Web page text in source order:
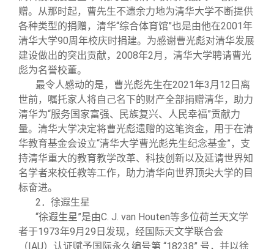
赠。从那时起，曹先生不遗余力地为清华大学不断提供
各种类型的捐赠，清华“综合体育馆”也是由他在2001年
清华大学90周年校庆时捐建。为感谢曹光彪对清华发展
建设做出的突出贡献，2008年2月，清华大学聘请曹光
彪为名誉校董。
最令人感动的是，曹光彪先生在2021年3月12日离
世前，嘱托家人将自己名下的财产全部捐赠清华，助力
清华为“服务国家富强、民族复兴、人民幸福”贡献力
量。清华大学决定将曹光彪遗赠的这笔资金，用于在清
华教育基金会设立“清华大学曹光彪先生纪念基金”，支
持清华重大的教育教学改革、科技创新以及延请世界知
名学者来校任教等工作，助力清华向世界顶尖大学的目
标奋进。
2．徐遐生星
“徐遐生星”是由C. J. van Houten等多位荷兰天文学
者于1973年9月29日发现，经国际天文学联合会
（IAU）认证赋予国际永久编号第 “18238” 号，并以徐